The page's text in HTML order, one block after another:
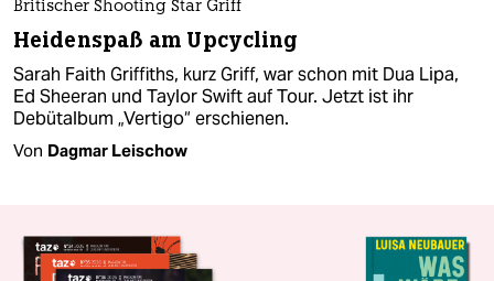
Britischer Shooting Star Griff
Heidenspaß am Upcycling
Sarah Faith Griffiths, kurz Griff, war schon mit Dua Lipa,
Ed Sheeran und Taylor Swift auf Tour. Jetzt ist ihr
Debütalbum „Vertigo“ erschienen.
Von Dagmar Leischow